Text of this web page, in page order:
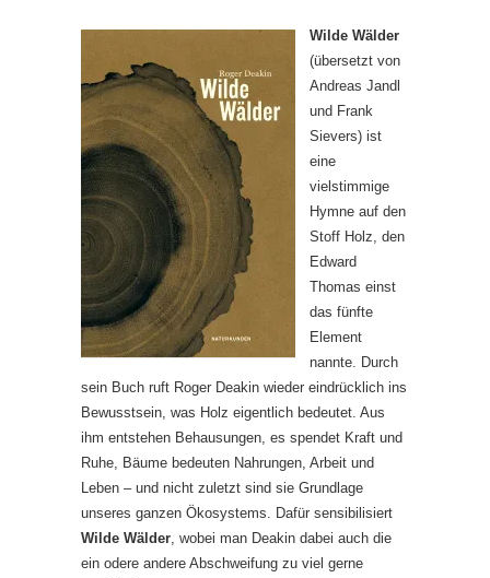
Wilde Wälder
(übersetzt von
Andreas Jandl
und Frank
Sievers) ist
eine
vielstimmige
Hymne auf den
Stoff Holz, den
Edward
Thomas einst
das fünfte
Element
nannte. Durch
sein Buch ruft Roger Deakin wieder eindrücklich ins
Bewusstsein, was Holz eigentlich bedeutet. Aus
ihm entstehen Behausungen, es spendet Kraft und
Ruhe, Bäume bedeuten Nahrungen, Arbeit und
Leben – und nicht zuletzt sind sie Grundlage
unseres ganzen Ökosystems. Dafür sensibilisiert
Wilde Wälder , wobei man Deakin dabei auch die
ein odere andere Abschweifung zu viel gerne